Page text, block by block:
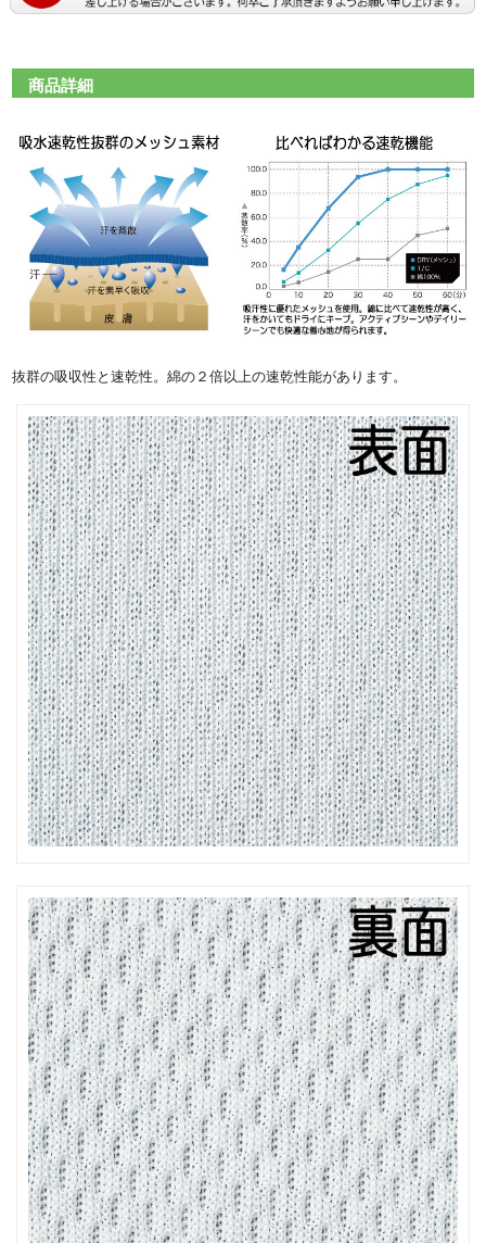
商品詳細
抜群の吸収性と速乾性。綿の２倍以上の速乾性能があります。